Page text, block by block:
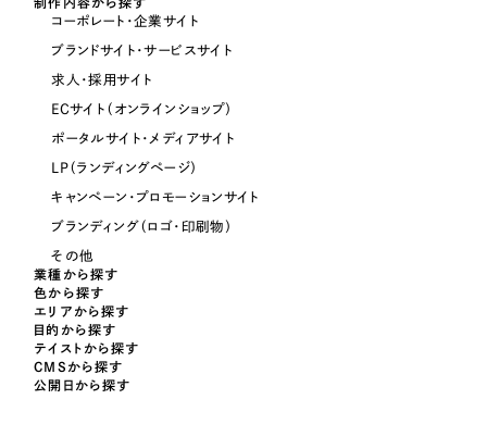
オレンジ・橙色
パープル・紫色
ピンク・桃色
カラフル・多色
コーポレート・企業サイト
ブランドサイト・サービスサイト
求人・採用サイト
ECサイト（オンラインショップ）
ポータルサイト・メディアサイト
LP（ランディングページ）
キャンペーン・プロモーションサイト
ブランディング（ロゴ・印刷物）
その他
業種から探す
色から探す
エリアから探す
目的から探す
テイストから探す
CMSから探す
公開日から探す